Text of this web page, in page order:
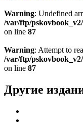
Warning: Undefined
/var/ftp/
on line 87
Warning: Attempt to
/var/ftp/
on line 87
Другие